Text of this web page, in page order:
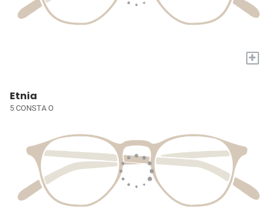
+
Etnia
5 CONSTA O